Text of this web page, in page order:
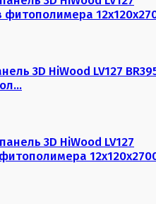
3D HiWood LV127